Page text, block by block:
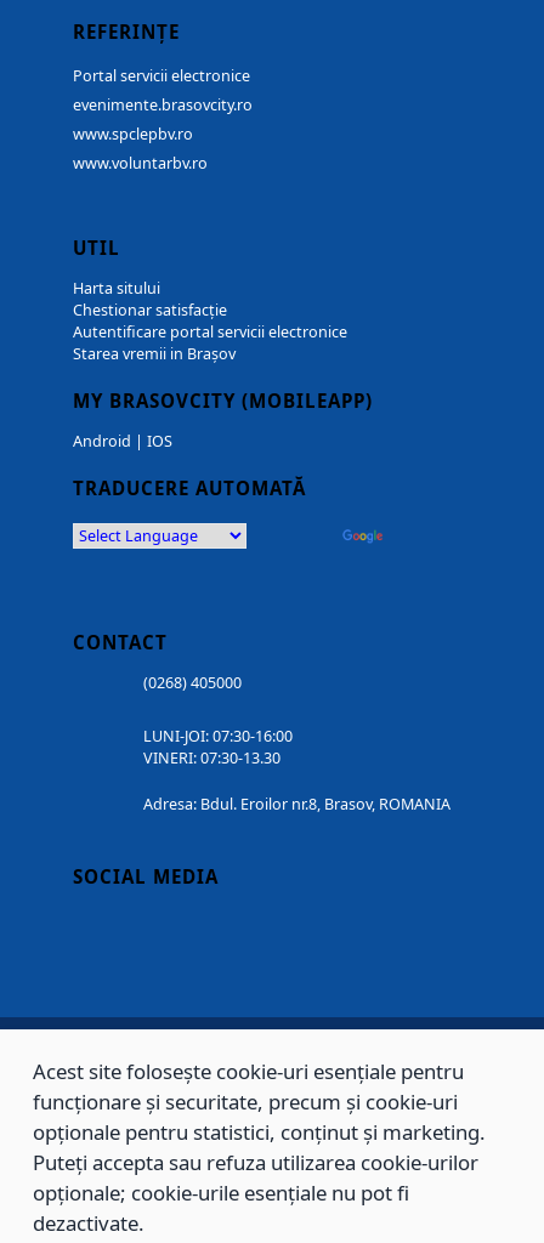
REFERINȚE
Portal servicii electronice
evenimente.brasovcity.ro
www.spclepbv.ro
www.voluntarbv.ro
UTIL
Harta sitului
Chestionar satisfacție
Autentificare portal servicii electronice
Starea vremii in Brașov
MY BRASOVCITY (MOBILEAPP)
Android | IOS
TRADUCERE AUTOMATĂ
CONTACT
(0268) 405000
LUNI-JOI: 07:30-16:00
VINERI: 07:30-13.30
Adresa: Bdul. Eroilor nr.8, Brasov, ROMANIA
SOCIAL MEDIA
Copyright © 2002 - 2026 - PRIMĂRIA MUNICIPIULUI BRAȘOV, toate drepturile
rezervate.
Sitemap Contact
Acest site folosește cookie-uri esențiale pentru
funcționare și securitate, precum și cookie-uri
opționale pentru statistici, conținut și marketing.
Puteți accepta sau refuza utilizarea cookie-urilor
opționale; cookie-urile esențiale nu pot fi
dezactivate.